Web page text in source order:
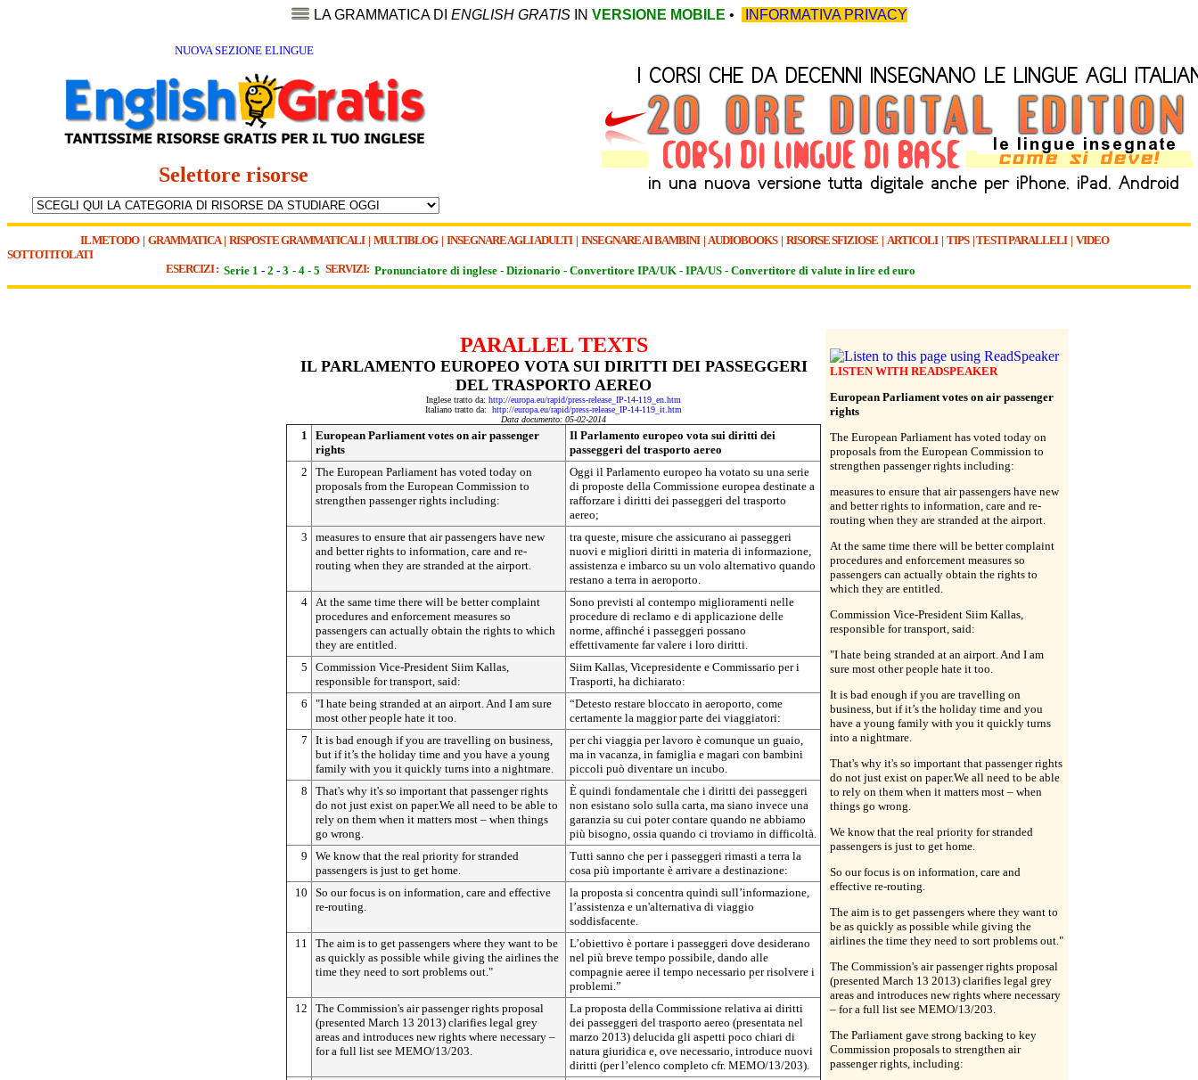
LA GRAMMATICA DI ENGLISH GRATIS IN VERSIONE MOBILE • INFORMATIVA PRIVACY
NUOVA SEZIONE ELINGUE
Selettore risorse
IL METODO| GRAMMATICA| RISPOSTE GRAMMATICALI| MULTIBLOG| INSEGNARE AGLI ADULTI | INSEGNARE AI BAMBINI| AUDIOBOOKS| RISORSE SFIZIOSE | ARTICOLI| TIPS|TESTI PARALLELI| VIDEO
SOTTOTITOLATI
ESERCIZI : Serie 1 - 2 - 3 - 4 - 5 SERVIZI: Pronunciatore di inglese - Dizionario - Convertitore IPA/UK - IPA/US - Convertitore di valute in lire ed euro
PARALLEL TEXTS
IL PARLAMENTO EUROPEO VOTA SUI DIRITTI DEI PASSEGGERI
DEL TRASPORTO AEREO
Inglese tratto da: http://europa.eu/rapid/press-release_IP-14-119_en.htm
Italiano tratto da: http://europa.eu/rapid/press-release_IP-14-119_it.htm
Data documento: 05-02-2014
1
European Parliament votes on air passenger
rights
Il Parlamento europeo vota sui diritti dei
passeggeri del trasporto aereo
2
The European Parliament has voted today on
proposals from the European Commission to
strengthen passenger rights including:
Oggi il Parlamento europeo ha votato su una serie
di proposte della Commissione europea destinate a
rafforzare i diritti dei passeggeri del trasporto
aereo;
3
measures to ensure that air passengers have new
and better rights to information, care and re-
routing when they are stranded at the airport.
tra queste, misure che assicurano ai passeggeri
nuovi e migliori diritti in materia di informazione,
assistenza e imbarco su un volo alternativo quando
restano a terra in aeroporto.
4 At the same time there will be better complaint
procedures and enforcement measures so
passengers can actually obtain the rights to which
they are entitled.
Sono previsti al contempo miglioramenti nelle
procedure di reclamo e di applicazione delle
norme, affinché i passeggeri possano
effettivamente far valere i loro diritti.
5
Commission Vice-President Siim Kallas,
responsible for transport, said:
Siim Kallas, Vicepresidente e Commissario per i
Trasporti, ha dichiarato:
6
"I hate being stranded at an airport. And I am sure
most other people hate it too.
“Detesto restare bloccato in aeroporto, come
certamente la maggior parte dei viaggiatori:
7
It is bad enough if you are travelling on business,
but if it’s the holiday time and you have a young
family with you it quickly turns into a nightmare.
per chi viaggia per lavoro è comunque un guaio,
ma in vacanza, in famiglia e magari con bambini
piccoli può diventare un incubo.
8
That's why it's so important that passenger rights
do not just exist on paper.We all need to be able to
rely on them when it matters most – when things
go wrong.
È quindi fondamentale che i diritti dei passeggeri
non esistano solo sulla carta, ma siano invece una
garanzia su cui poter contare quando ne abbiamo
più bisogno, ossia quando ci troviamo in difficoltà.
9
We know that the real priority for stranded
passengers is just to get home.
Tutti sanno che per i passeggeri rimasti a terra la
cosa più importante è arrivare a destinazione:
10
So our focus is on information, care and effective
re-routing.
la proposta si concentra quindi sull’informazione,
l’assistenza e un'alternativa di viaggio
soddisfacente.
11
The aim is to get passengers where they want to be
as quickly as possible while giving the airlines the
time they need to sort problems out."
L’obiettivo è portare i passeggeri dove desiderano
nel più breve tempo possibile, dando alle
compagnie aeree il tempo necessario per risolvere i
problemi.”
12
The Commission's air passenger rights proposal
(presented March 13 2013) clarifies legal grey
areas and introduces new rights where necessary –
for a full list see MEMO/13/203.
La proposta della Commissione relativa ai diritti
dei passeggeri del trasporto aereo (presentata nel
marzo 2013) delucida gli aspetti poco chiari di
natura giuridica e, ove necessario, introduce nuovi
diritti (per l’elenco completo cfr. MEMO/13/203).
LISTEN WITH READSPEAKER
European Parliament votes on air passenger
rights
The European Parliament has voted today on
proposals from the European Commission to
strengthen passenger rights including:
measures to ensure that air passengers have new
and better rights to information, care and re-
routing when they are stranded at the airport.
At the same time there will be better complaint
procedures and enforcement measures so
passengers can actually obtain the rights to
which they are entitled.
Commission Vice-President Siim Kallas,
responsible for transport, said:
"I hate being stranded at an airport. And I am
sure most other people hate it too.
It is bad enough if you are travelling on
business, but if it’s the holiday time and you
have a young family with you it quickly turns
into a nightmare.
That's why it's so important that passenger rights
do not just exist on paper.We all need to be able
to rely on them when it matters most – when
things go wrong.
We know that the real priority for stranded
passengers is just to get home.
So our focus is on information, care and
effective re-routing.
The aim is to get passengers where they want to
be as quickly as possible while giving the
airlines the time they need to sort problems out."
The Commission's air passenger rights proposal
(presented March 13 2013) clarifies legal grey
areas and introduces new rights where necessary
– for a full list see MEMO/13/203.
The Parliament gave strong backing to key
Commission proposals to strengthen air
passenger rights, including: